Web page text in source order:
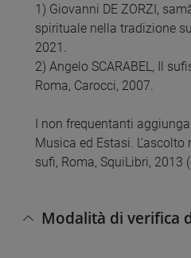
1) Giovanni DE ZORZI,
spirituale nella tradizione
2021.
2) Angelo SCARABEL, Il
Roma, Carocci, 2007.
I non frequentanti
Musica ed Estasi.
sufi, Roma, SquiLibri, 2013
Modalità di verifica